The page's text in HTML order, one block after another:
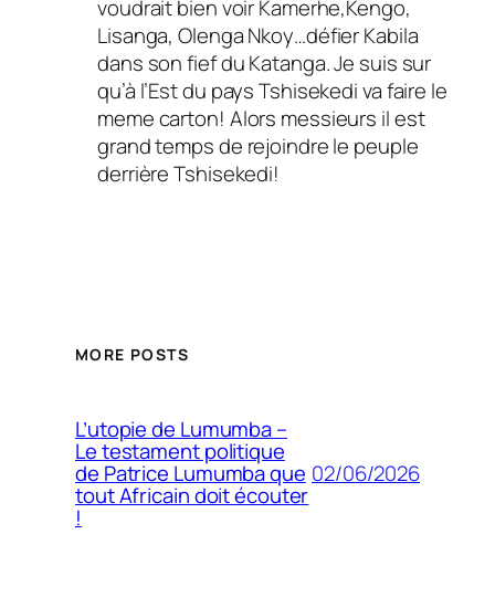
voudrait bien voir Kamerhe,Kengo,
Lisanga, Olenga Nkoy…défier Kabila
dans son fief du Katanga. Je suis sur
qu’à l’Est du pays Tshisekedi va faire le
meme carton! Alors messieurs il est
grand temps de rejoindre le peuple
derrière Tshisekedi!
MORE POSTS
L’utopie de Lumumba –
Le testament politique
de Patrice Lumumba que
tout Africain doit écouter
!
02/06/2026